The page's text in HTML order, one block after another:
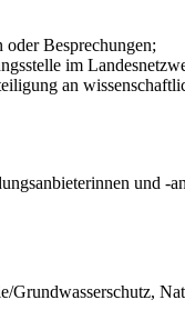
Besprechungen;
im
an
und -